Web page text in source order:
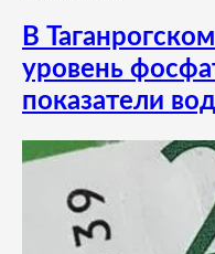
В
уровень
показатели